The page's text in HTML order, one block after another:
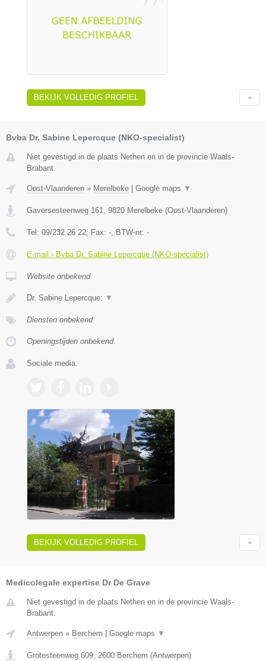
BEKIJK VOLLEDIG PROFIEL
Bvba Dr. Sabine Lepercque (NKO-specialist)
Niet gevestigd in de plaats Nethen en in de provincie Waals-
Brabant.
Oost-Vlaanderen » Merelbeke Google maps ▼
Gaversesteenweg 161 9820 Merelbeke (Oost-Vlaanderen)
Tel: 09/232 26 22 , Fax: - , BTW-nr: -
E-mail › Bvba Dr. Sabine Lepercque (NKO-specialist)
Website onbekend
Dr. Sabine Lepercque: ▼
Diensten onbekend
Openingstijden onbekend
Sociale media:
BEKIJK VOLLEDIG PROFIEL
Medicolegale expertise Dr De Grave
Niet gevestigd in de plaats Nethen en in de provincie Waals-
Brabant.
Antwerpen » Berchem Google maps ▼
Grotesteenweg 609, 2600 Berchem (Antwerpen)